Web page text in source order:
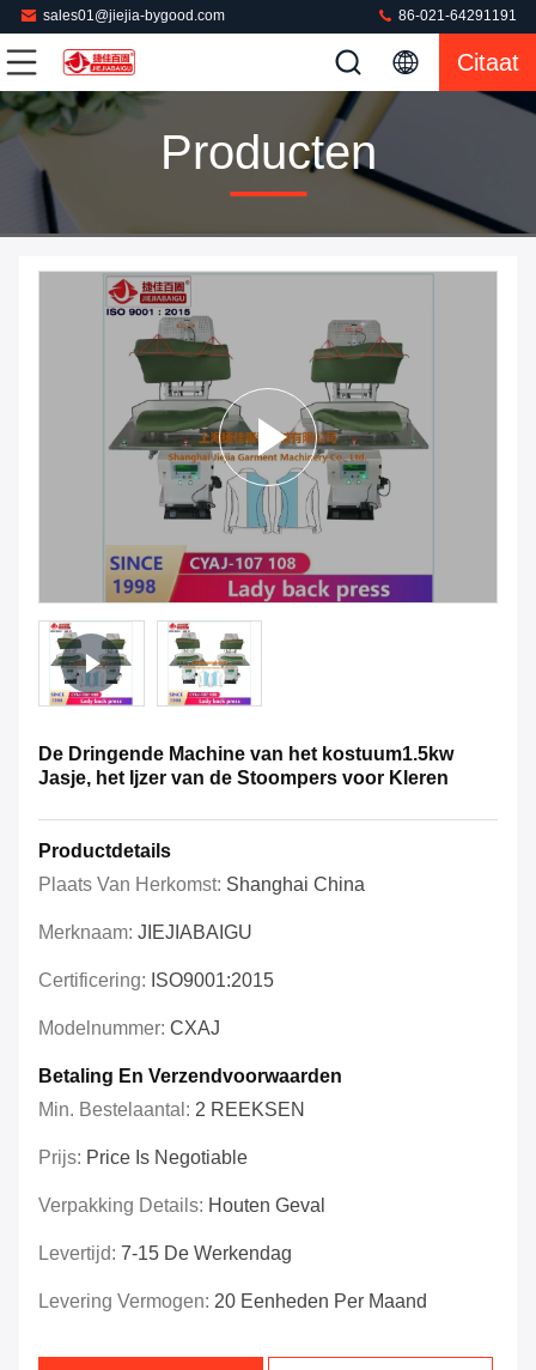
sales01@jiejia-bygood.com 86-021-64291191
Citaat
Producten
De Dringende Machine van het kostuum1.5kw
Jasje, het Ijzer van de Stoompers voor Kleren
Productdetails
Plaats Van Herkomst: Shanghai China
Merknaam: JIEJIABAIGU
Certificering: ISO9001:2015
Modelnummer: CXAJ
Betaling En Verzendvoorwaarden
Min. Bestelaantal: 2 REEKSEN
Prijs: Price Is Negotiable
Verpakking Details: Houten Geval
Levertijd: 7-15 De Werkendag
Levering Vermogen: 20 Eenheden Per Maand